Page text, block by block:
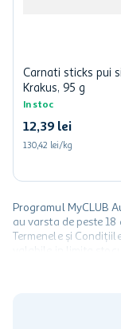
Carnati sticks pui
Krakus, 95 g
In stoc
12,39 lei
130,42 lei/kg
Programul MyCLUB
au varsta de peste
Termenele și
limita a 12 unitati /
activitati in afara